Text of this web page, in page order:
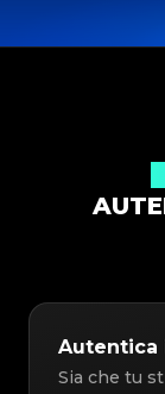
Autentica
Sia che tu